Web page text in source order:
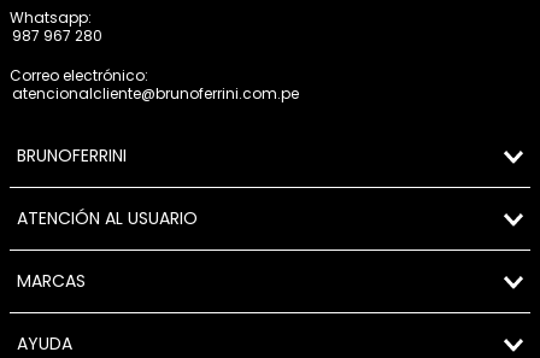
Whatsapp:
987 967 280
Correo electrónico:
atencionalcliente@brunoferrini.com.pe
BRUNOFERRINI
ATENCIÓN AL USUARIO
MARCAS
AYUDA